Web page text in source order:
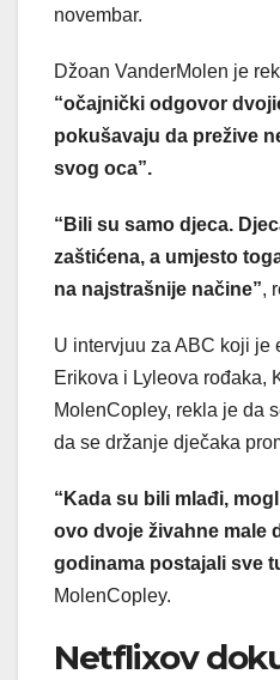
novembar.
Džoan VanderMolen je
“očajnički odgovor
pokušavaju da prežive
svog oca”.
“Bili su samo djeca.
zaštićena, a umjesto
na najstrašnije načine”,
U intervjuu za ABC koji je
Erikova i Lyleova rođaka,
MolenCopley, rekla je da
da se držanje dječaka
“Kada su bili mlađi,
ovo dvoje živahne male
godinama postajali sve
MolenCopley.
Netflixov